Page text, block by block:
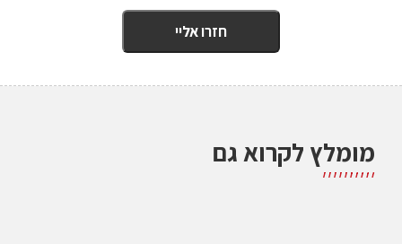
מומלץ לקרוא גם